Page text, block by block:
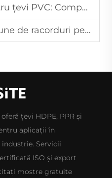
cu mai multe tipuri de țevi
pentru conducte HDPE și aplicațiile lor
țevi HDPE, PPR și
aplicații în
Servicii
ISO și export
mostre gratuite